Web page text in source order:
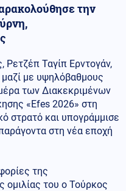
την
Ρετζέπ Ταγίπ Ερντογάν,
με υψηλόβαθμους
των Διακεκριμένων
«Efes 2026» στη
στρατό και υπογράμμισε
στη νέα εποχή
της
ομιλίας του ο Τούρκος